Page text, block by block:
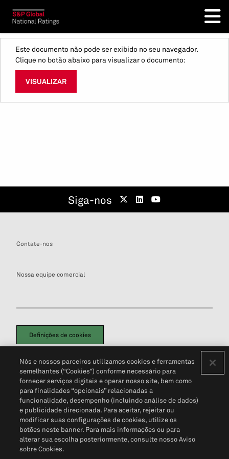
Este documento não pode ser exibido no seu navegador.
Clique no botão abaixo para visualizar o documento:
VISUALIZAR
Siga-nos
Contate-nos
Nossa equipe comercial
Definições de cookies
Política de PrivacidadePortal de privacidade do cliente (em inglês)
Não Venda Minhas Informações Pessoais© 2026 S&P Global
Nós e nossos parceiros utilizamos cookies e ferramentas
semelhantes (“Cookies”) conforme necessário para
fornecer serviços digitais e operar nosso site, bem como
para finalidades “opcionais” relacionadas a
funcionalidade, desempenho (incluindo análise de dados)
e publicidade direcionada. Para aceitar, rejeitar ou
modificar suas configurações de cookies, utilize os
botões neste banner. Para mais informações ou para
alterar sua escolha posteriormente, consulte nosso Aviso
sobre Cookies.